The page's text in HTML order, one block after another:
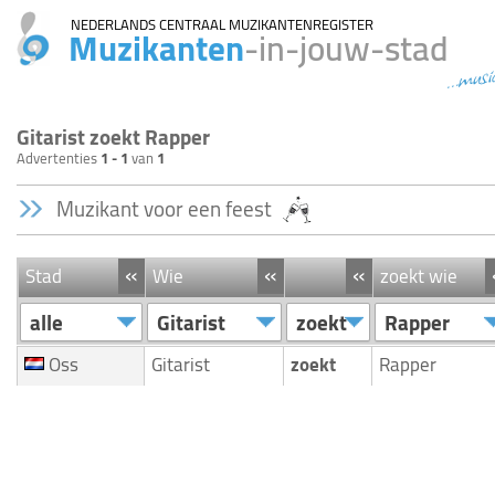
NEDERLANDS CENTRAAL MUZIKANTENREGISTER
Muzikanten-in-jouw-stad
Gitarist zoekt Rapper
Advertenties1 - 1van 1
Muzikant voor een feest
Stad « Wie « « zoekt wie
alle Gitarist zoekt Rapper
Oss Gitarist zoekt Rapper